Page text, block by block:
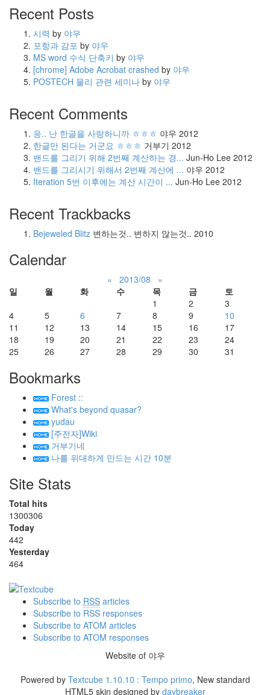
Recent Posts
시력 by 야우
포항과 감포 by 야우
MS word 수식 단축키 by 야우
[chrome] Adobe Acrobat crashed by 야우
POSTECH 물리 관련 세미나 by 야우
Recent Comments
응.. 난 한글을 사랑하니까 ㅎㅎㅎ 야우 2012
한글만 된다는 거군요 ㅎㅎㅎ 거부기 2012
밴드를 그리기 위해 2번째 계산하는 경... Jun-Ho Lee 2012
밴드를 그리시기 위해서 2번째 계산에 ... 야우 2012
Iteration 5번 이후에는 계산 시간이 ... Jun-Ho Lee 2012
Recent Trackbacks
Bejeweled Blitz 변하는것.. 변하지 않는것.. 2010
Calendar
« 2013/08
»
일
월 화 수 목 금
토
1
2
3
4
5 6 7 8 9
10
11
12 13 14 15 16
17
18
19 20 21 22 23
24
25
26 27 28 29 30 31
Bookmarks
Forest ::
What's beyond quasar?
yudau
[주전자]Wiki
거부기네
나를 위대하게 만드는 시간 10분
Site Stats
Total hits
1300306
Today
442
Yesterday
464
Subscribe to RSS articles
Subscribe to RSS responses
Subscribe to ATOM articles
Subscribe to ATOM responses
Website of 야우
Powered by Textcube 1.10.10 : Tempo primo, New standard
HTML5 skin designed by daybreaker